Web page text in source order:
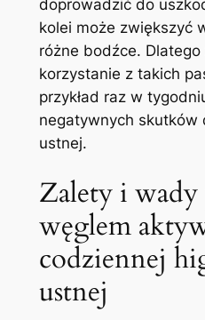
⁤doprowadzić do
kolei może zwiększyć
‍różne bodźce. Dlatego‌
korzystanie z takich
przykład raz w
negatywnych‍ skutków
ustnej.
Zalety i wady
węglem
codziennej
ustnej